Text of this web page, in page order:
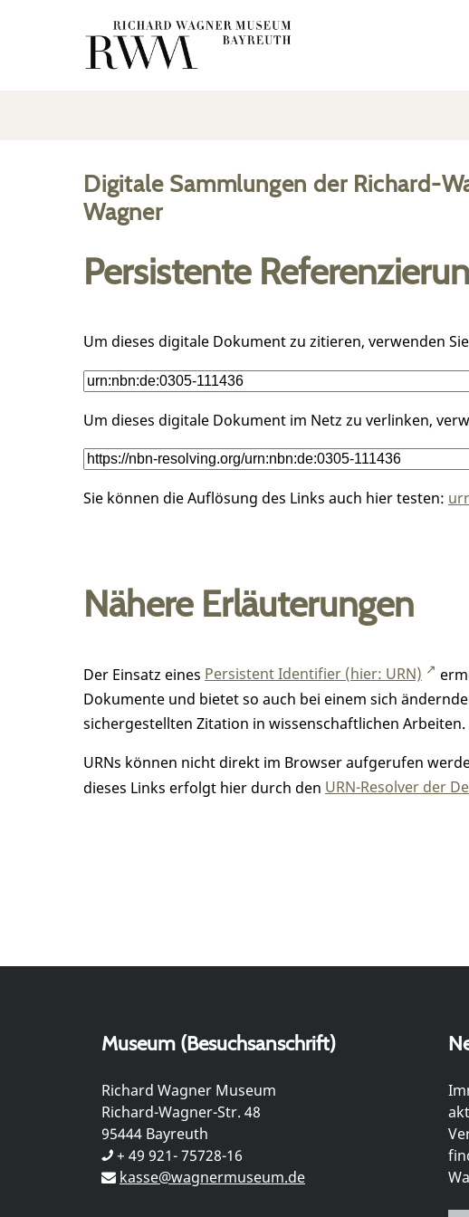
Digitale Sammlungen der Richard-
Wagner
Persistente
Um dieses digitale Dokument zu zitieren, verwenden
Um dieses digitale Dokument im Netz zu verlinken,
Sie können die Auflösung des Links auch hier testen:
Nähere Erläuterungen
Der Einsatz eines Persistent Identifier (hier: URN)
Dokumente und bietet so auch bei einem sich
sichergestellten Zitation in wissenschaftlichen Arbeiten.
URNs können nicht direkt im Browser aufgerufen
dieses Links erfolgt hier durch den URN-Resolver der
Museum (Besuchsanschrift)
Richard Wagner Museum
Richard-Wagner-Str. 48
95444 Bayreuth
+ 49 921- 75728-16
kasse@wagnermuseum.de